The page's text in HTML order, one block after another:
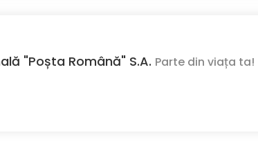
"Poșta Română" S.A. Parte din viața ta!